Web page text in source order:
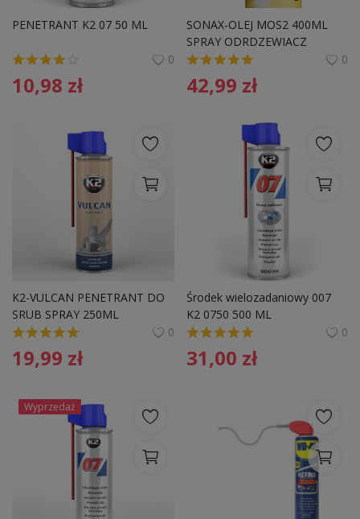
Schowek
Polski
PENETRANT K2 07 50 ML
0
10,98 zł
SONAX-OLEJ MOS2 400ML
SPRAY ODRDZEWIACZ
0
42,99 zł
K2-VULCAN PENETRANT DO
SRUB SPRAY 250ML
0
19,99 zł
Środek wielozadaniowy 007
K2 0750 500 ML
0
31,00 zł
Wyprzedaż